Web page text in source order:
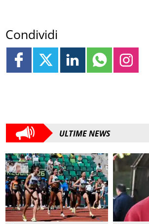
Condividi
ULTIME NEWS